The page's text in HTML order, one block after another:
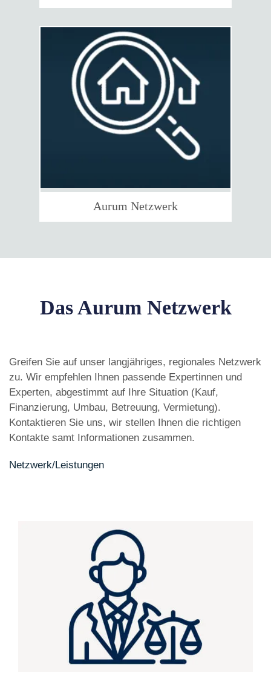
Aurum Netzwerk
Das Aurum Netzwerk
Greifen Sie auf unser langjähriges, regionales Netzwerk
zu. Wir empfehlen Ihnen passende Expertinnen und
Experten, abgestimmt auf Ihre Situation (Kauf,
Finanzierung, Umbau, Betreuung, Vermietung).
Kontaktieren Sie uns, wir stellen Ihnen die richtigen
Kontakte samt Informationen zusammen.
Netzwerk/Leistungen